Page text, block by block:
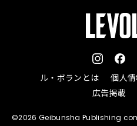
ル・ボランとは 個人
広告掲載
©2026 Geibunsha Publishing